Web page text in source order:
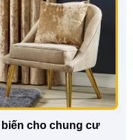
biến cho chung cư